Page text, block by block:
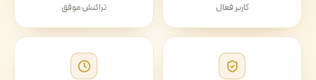
کاربر فعال تراکنش موفق